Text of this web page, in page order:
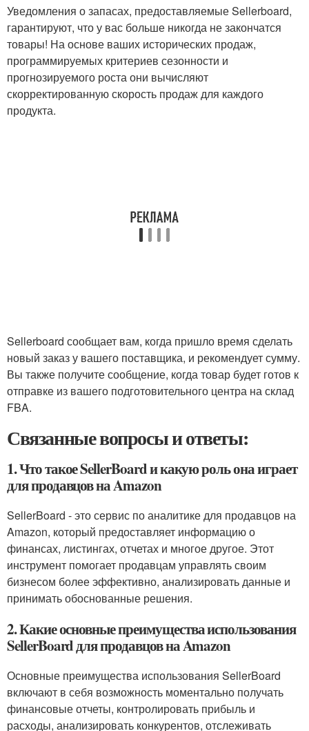
Уведомления о запасах, предоставляемые Sellerboard,
гарантируют, что у вас больше никогда не закончатся
товары! На основе ваших исторических продаж,
программируемых критериев сезонности и
прогнозируемого роста они вычисляют
скорректированную скорость продаж для каждого
продукта.
Sellerboard сообщает вам, когда пришло время сделать
новый заказ у вашего поставщика, и рекомендует сумму.
Вы также получите сообщение, когда товар будет готов к
отправке из вашего подготовительного центра на склад
FBA.
Связанные вопросы и ответы:
1. Что такое SellerBoard и какую роль она играет
для продавцов на Amazon
SellerBoard - это сервис по аналитике для продавцов на
Amazon, который предоставляет информацию о
финансах, листингах, отчетах и многое другое. Этот
инструмент помогает продавцам управлять своим
бизнесом более эффективно, анализировать данные и
принимать обоснованные решения.
2. Какие основные преимущества использования
SellerBoard для продавцов на Amazon
Основные преимущества использования SellerBoard
включают в себя возможность моментально получать
финансовые отчеты, контролировать прибыль и
расходы, анализировать конкурентов, отслеживать